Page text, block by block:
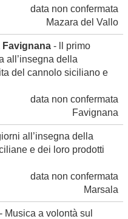
data non confermata
Mazara del Vallo
Favignana - ll primo
all’insegna della
del cannolo siciliano e
data non confermata
Favignana
all’insegna della
e dei loro prodotti
data non confermata
Marsala
- Musica a volontà sul